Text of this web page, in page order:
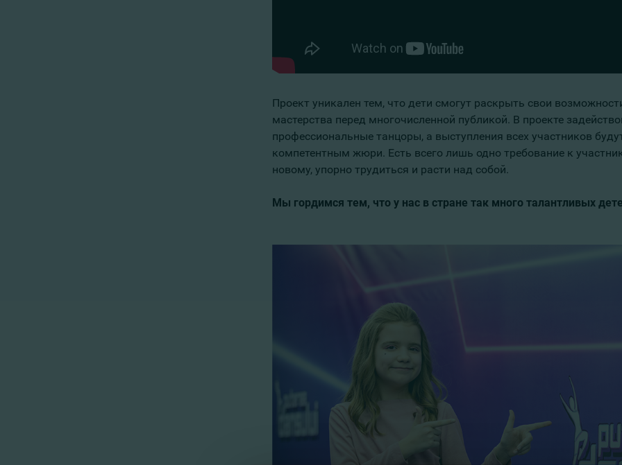
Проект уникален тем, что дети смогут раскрыть свои
мастерства перед многочисленной публикой. В проекте
профессиональные танцоры, а выступления всех участников
компетентным жюри. Есть всего лишь одно требование к
новому, упорно трудиться и расти над собой.
Мы гордимся тем, что у нас в стране так много талантливых